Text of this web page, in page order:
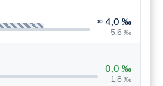
≈4,0 ‰
5,6 ‰
0,0 ‰
1,8 ‰